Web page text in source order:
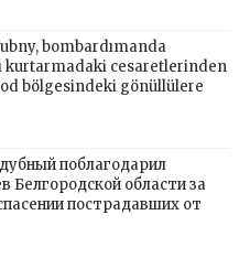
bombardımanda
kurtarmadaki cesaretlerinden
bölgesindeki gönüllülere
поблагодарил
Белгородской области за
пострадавших от